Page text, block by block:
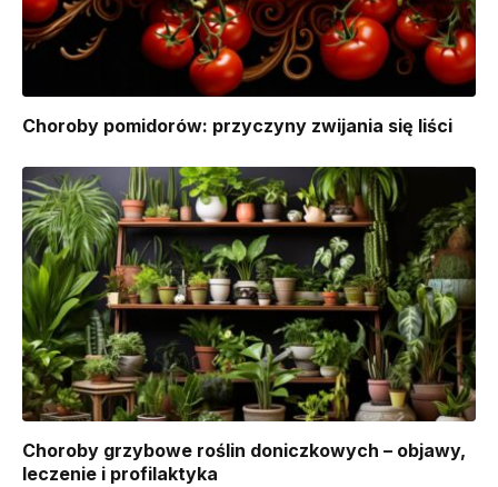
Choroby pomidorów: przyczyny zwijania się liści
Choroby grzybowe roślin doniczkowych – objawy,
leczenie i profilaktyka